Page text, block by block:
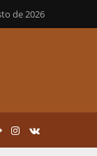
de 2026